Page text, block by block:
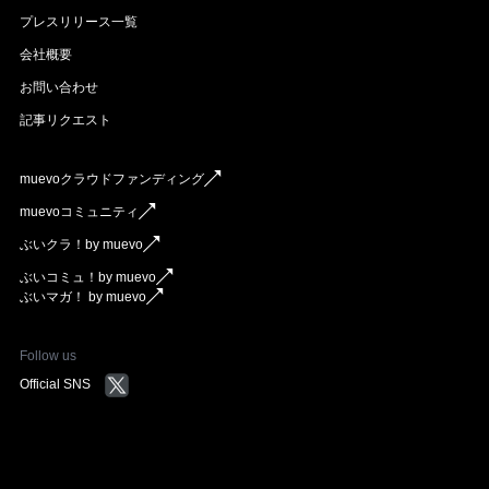
プレスリリース一覧
会社概要
お問い合わせ
記事リクエスト
muevoクラウドファンディング
muevoコミュニティ
ぶいクラ！by muevo
ぶいコミュ！by muevo
ぶいマガ！ by muevo
Follow us
Official SNS